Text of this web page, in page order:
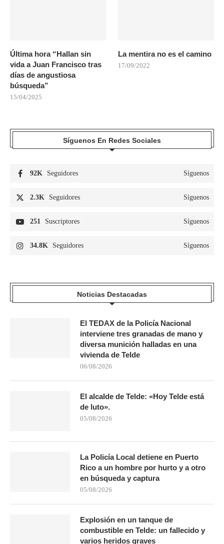
Última hora “Hallan sin
vida a Juan Francisco tras
días de angustiosa
búsqueda”
15/04/2025
La mentira no es el camino
17/09/2022
Síguenos En Redes Sociales
92K Seguidores Síguenos
2.3K Seguidores Síguenos
251 Suscriptores Síguenos
34.8K Seguidores Síguenos
Noticias Destacadas
El TEDAX de la Policía Nacional
interviene tres granadas de mano y
diversa munición halladas en una
vivienda de Telde
06/08/2026
El alcalde de Telde: «Hoy Telde está
de luto».
05/08/2026
La Policía Local detiene en Puerto
Rico a un hombre por hurto y a otro
en búsqueda y captura
05/08/2026
Explosión en un tanque de
combustible en Telde: un fallecido y
varios heridos graves